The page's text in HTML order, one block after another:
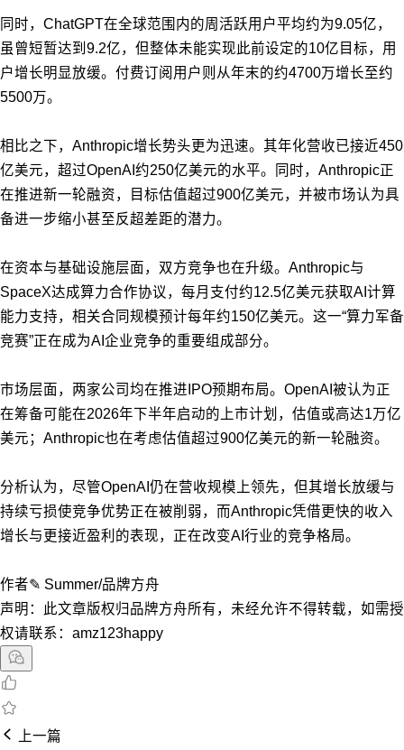
同时，ChatGPT在全球范围内的周活跃用户平均约为9.05亿，
虽曾短暂达到9.2亿，但整体未能实现此前设定的10亿目标，用
户增长明显放缓。付费订阅用户则从年末的约4700万增长至约
5500万。
相比之下，Anthropic增长势头更为迅速。其年化营收已接近450
亿美元，超过OpenAI约250亿美元的水平。同时，Anthropic正
在推进新一轮融资，目标估值超过900亿美元，并被市场认为具
备进一步缩小甚至反超差距的潜力。
在资本与基础设施层面，双方竞争也在升级。Anthropic与
SpaceX达成算力合作协议，每月支付约12.5亿美元获取AI计算
能力支持，相关合同规模预计每年约150亿美元。这一“算力军备
竞赛”正在成为AI企业竞争的重要组成部分。
市场层面，两家公司均在推进IPO预期布局。OpenAI被认为正
在筹备可能在2026年下半年启动的上市计划，估值或高达1万亿
美元；Anthropic也在考虑估值超过900亿美元的新一轮融资。
分析认为，尽管OpenAI仍在营收规模上领先，但其增长放缓与
持续亏损使竞争优势正在被削弱，而Anthropic凭借更快的收入
增长与更接近盈利的表现，正在改变AI行业的竞争格局。
作者✎ Summer/品牌方舟
声明：此文章版权归品牌方舟所有，未经允许不得转载，如需授
权请联系：amz123happy
上一篇